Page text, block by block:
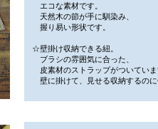
エコな素材です。
天然木の節が手に馴染み、
握り易い形状です。
☆壁掛け収納できる紐。
ブラシの雰囲気に合った、
皮素材のストラップがついてい
壁に掛けて、見せる収納するの